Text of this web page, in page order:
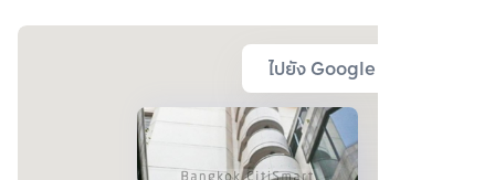
ไปยัง Google Map